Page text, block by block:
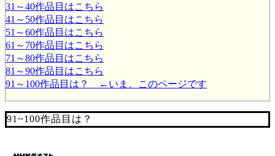
31～40作品目はこちら
41～50作品目はこちら
51～60作品目はこちら
61～70作品目はこちら
71～80作品目はこちら
81～90作品目はこちら
91～100作品目は？ ←いま、このページです
91~100作品目は？